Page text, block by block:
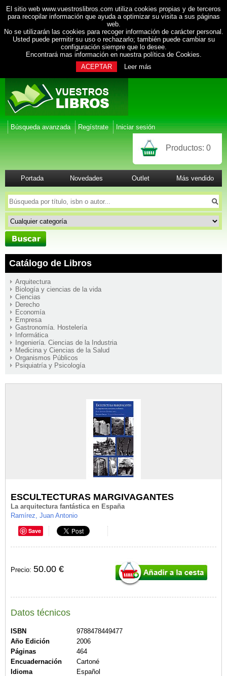
El sitio web www.vuestroslibros.com utiliza cookies propias y de terceros
para recopilar información que ayuda a optimizar su visita a sus páginas
web.
No se utilizarán las cookies para recoger información de carácter personal.
Usted puede permitir su uso o rechazarlo; también puede cambiar su
configuración siempre que lo desee.
Encontrará mas información en nuestra política de Cookies.
ACEPTAR
Leer más
Búsqueda avanzada Regístrate Iniciar sesión
Productos: 0
Portada Novedades Outlet Más vendido
Catálogo de Libros
Arquitectura
Biología y ciencias de la vida
Ciencias
Derecho
Economía
Empresa
Gastronomía. Hostelería
Informática
Ingeniería. Ciencias de la Industria
Medicina y Ciencias de la Salud
Organismos Públicos
Psiquiatría y Psicología
ESCULTECTURAS MARGIVAGANTES
La arquitectura fantástica en España
Ramírez, Juan Antonio
Save
Precio: 50.00 €
Datos técnicos
ISBN
9788478449477
Año Edición
2006
Páginas
464
Encuadernación
Cartoné
Idioma
Español